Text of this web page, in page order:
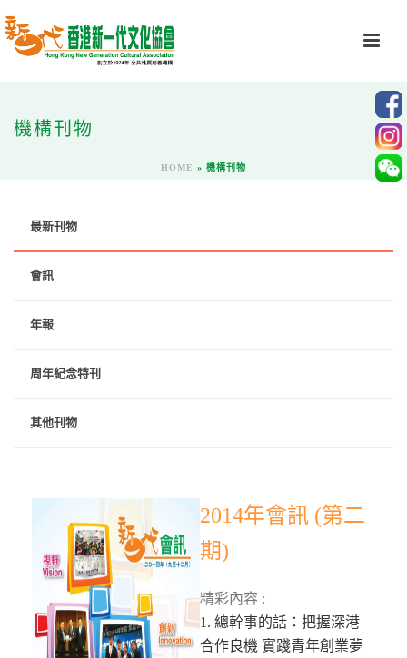
機構刊物
HOME » 機構刊物
最新刊物
會訊
年報
周年紀念特刊
其他刊物
2014年會訊 (第二
期)
精彩內容 :
1. 總幹事的話：把握深港
合作良機 實踐青年創業夢